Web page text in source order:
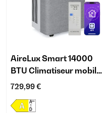
AireLux Smart 14000
BTU Climatiseur mobile
Gris
729,99 €